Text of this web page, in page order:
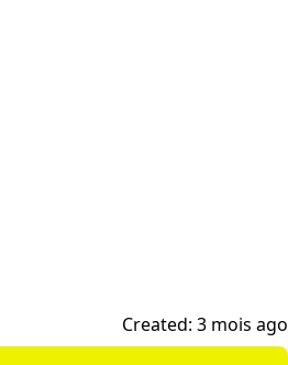
Created: 3 mois ago